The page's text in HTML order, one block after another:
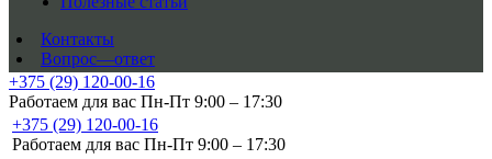
Контакты
Вопрос—ответ
+375 (29) 120-00-16
Работаем для вас Пн-Пт 9:00 – 17:30
+375 (29) 120-00-16
Работаем для вас Пн-Пт 9:00 – 17:30